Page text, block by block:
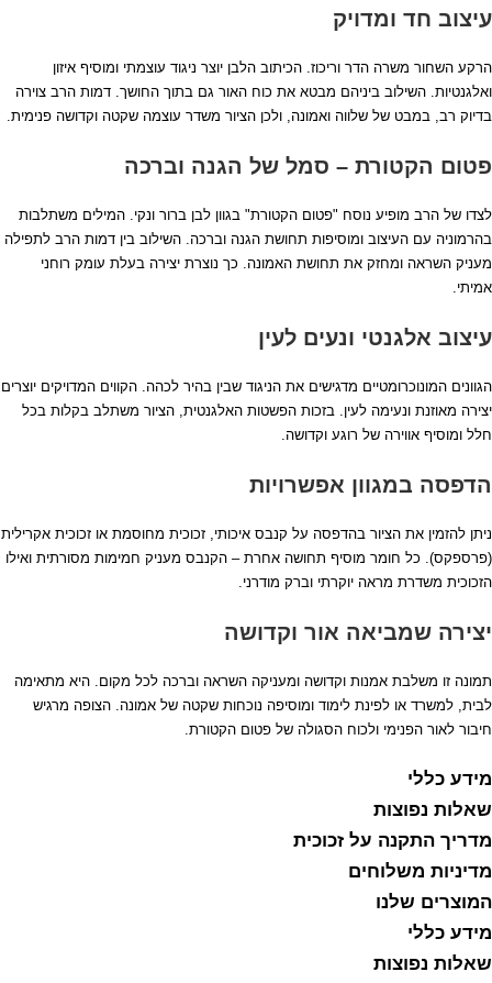
קנבס
זכוכית
עיצוב חד ומדויק
הרקע השחור משרה הדר וריכוז. הכיתוב הלבן יוצר ניגוד עוצמתי ומוסיף איזון
ואלגנטיות. השילוב ביניהם מבטא את כוח האור גם בתוך החושך. דמות הרב צוירה
בדיוק רב, במבט של שלווה ואמונה, ולכן הציור משדר עוצמה שקטה וקדושה פנימית.
פטום הקטורת – סמל של הגנה וברכה
לצדו של הרב מופיע נוסח "פטום הקטורת" בגוון לבן ברור ונקי. המילים משתלבות
בהרמוניה עם העיצוב ומוסיפות תחושת הגנה וברכה. השילוב בין דמות הרב לתפילה
מעניק השראה ומחזק את תחושת האמונה. כך נוצרת יצירה בעלת עומק רוחני
אמיתי.
עיצוב אלגנטי ונעים לעין
הגוונים המונוכרומטיים מדגישים את הניגוד שבין בהיר לכהה. הקווים המדויקים יוצרים
יצירה מאוזנת ונעימה לעין. בזכות הפשטות האלגנטית, הציור משתלב בקלות בכל
חלל ומוסיף אווירה של רוגע וקדושה.
הדפסה במגוון אפשרויות
ניתן להזמין את הציור בהדפסה על קנבס איכותי, זכוכית מחוסמת או זכוכית אקרילית
(פרספקס). כל חומר מוסיף תחושה אחרת – הקנבס מעניק חמימות מסורתית ואילו
הזכוכית משדרת מראה יוקרתי וברק מודרני.
יצירה שמביאה אור וקדושה
תמונה זו משלבת אמנות וקדושה ומעניקה השראה וברכה לכל מקום. היא מתאימה
לבית, למשרד או לפינת לימוד ומוסיפה נוכחות שקטה של אמונה. הצופה מרגיש
חיבור לאור הפנימי ולכוח הסגולה של פטום הקטורת.
מידע כללי
שאלות נפוצות
מדריך התקנה על זכוכית
מדיניות משלוחים
המוצרים שלנו
מידע כללי
שאלות נפוצות